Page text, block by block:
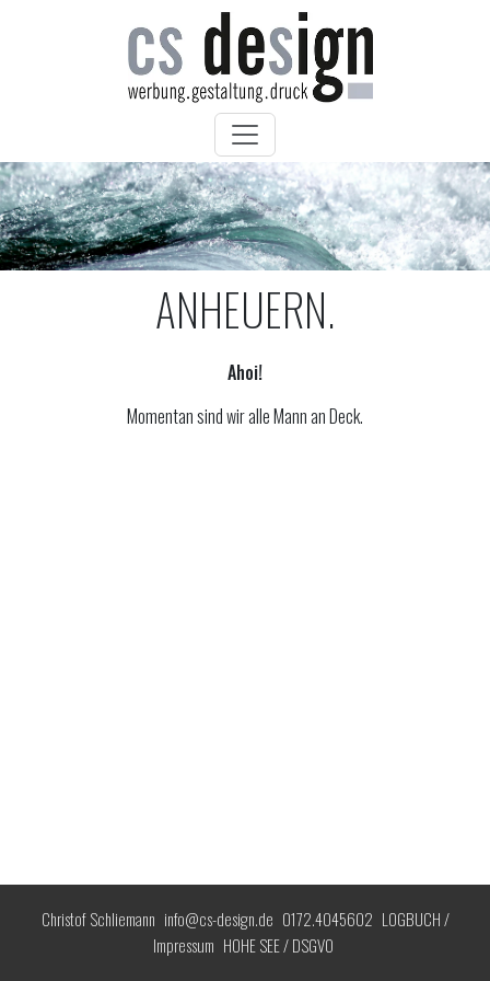
ANHEUERN.
Ahoi!
Momentan sind wir alle Mann an Deck.
Christof Schliemann info@cs-design.de 0172.4045602 LOGBUCH /
Impressum HOHE SEE / DSGVO